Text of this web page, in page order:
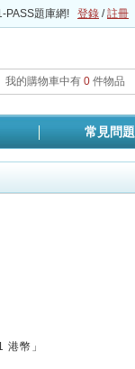
PASS題庫網! 登錄 /註冊
我的購物車中有 0件物品
常見問題
港幣」